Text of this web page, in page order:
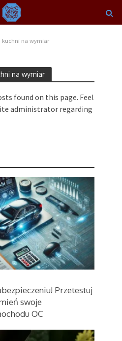
kuchni na wymiar
na wymiar
found on this page. Feel
administrator regarding
Przetestuj
swoje
OC